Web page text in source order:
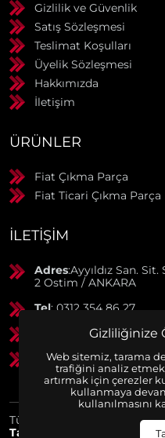
Gizlilik ve Güvenlik
Satış Sözleşmesi
Teslimat Koşulları
Üyelik Sözleşmesi
Hakkımızda
İletişim
ÜRÜNLER
Fiat Çıkma Parça
Fiat Ticari Çıkma Parça
İLETIŞIM
Adres:Ayyıldız San.
2 Ostim / ANKARA
Tel: 0312 354 86 27
: 0506 369 50 55
GSM: 0553 790 38 01
Tüm Hakları Saklıdır. | Bu
Tasarım
Gizliliğinize
Web sitemiz, tarama
trafiğini analiz
artırmak için çerezler
kullanmaya
kullanılmasını